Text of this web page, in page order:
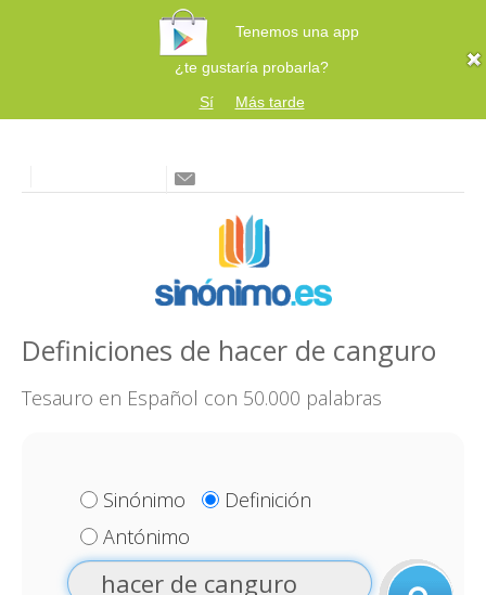
Tenemos una app
¿te gustaría probarla?
Sí
Más tarde
Definiciones de hacer de canguro
Tesauro en Español con 50.000 palabras
Sinónimo
Definición
Antónimo